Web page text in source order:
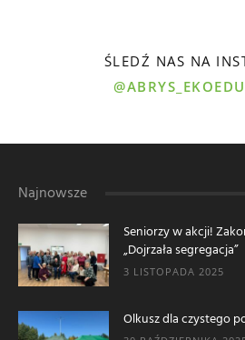
ŚLEDŹ NAS NA
Najnowsze
Seniorzy w akcji!
„Dojrzała segregacja”
3 LISTOPADA 2025
Olkusz dla czystego